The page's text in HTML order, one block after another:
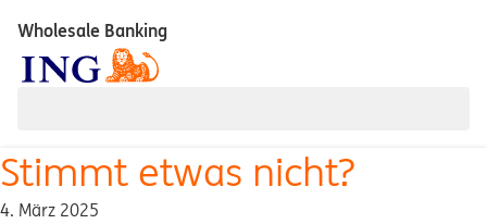
Wholesale Banking
Stimmt etwas nicht?
4. März 2025